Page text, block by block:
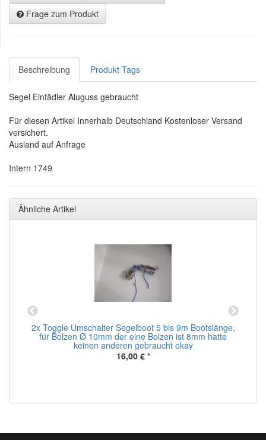
Frage zum Produkt
Beschreibung Produkt Tags
Segel Einfädler Aluguss gebraucht
Für diesen Artikel Innerhalb Deutschland Kostenloser Versand
versichert.
Ausland auf Anfrage
Intern 1749
Ähnliche Artikel
2x Toggle Umschalter Segelboot 5 bis 9m Bootslänge,
für Bolzen Ø 10mm der eine Bolzen ist 8mm hatte
keinen anderen gebraucht okay
16,00 € *